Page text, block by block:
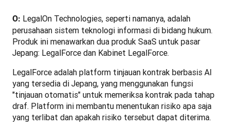
O: LegalOn Technologies, seperti namanya, adalah
perusahaan sistem teknologi informasi di bidang hukum.
Produk ini menawarkan dua produk SaaS untuk pasar
Jepang: LegalForce dan Kabinet LegalForce.
LegalForce adalah platform tinjauan kontrak berbasis AI
yang tersedia di Jepang, yang menggunakan fungsi
"tinjauan otomatis" untuk memeriksa kontrak pada tahap
draf. Platform ini membantu menentukan risiko apa saja
yang terlibat dan apakah risiko tersebut dapat diterima.